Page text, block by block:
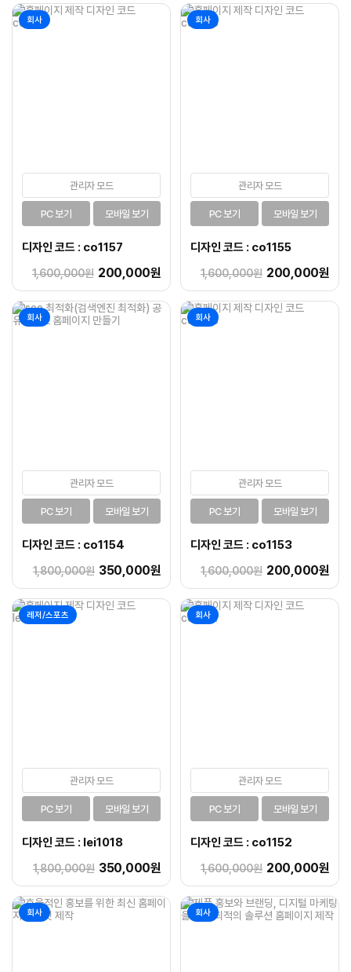
회사
관리자 모드
PC 보기 모바일 보기
디자인 코드 : co1157
1,600,000원 200,000원
회사
관리자 모드
PC 보기 모바일 보기
디자인 코드 : co1155
1,600,000원 200,000원
회사
관리자 모드
PC 보기 모바일 보기
디자인 코드 : co1154
1,800,000원 350,000원
회사
관리자 모드
PC 보기 모바일 보기
디자인 코드 : co1153
1,600,000원 200,000원
레저/스포츠
관리자 모드
PC 보기 모바일 보기
디자인 코드 : lei1018
1,800,000원 350,000원
회사
관리자 모드
PC 보기 모바일 보기
디자인 코드 : co1152
1,600,000원 200,000원
회사 회사